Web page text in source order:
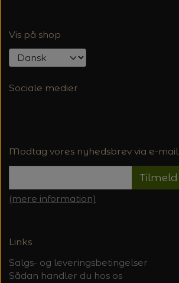
Vis på shop
Sociale medier
Modtag vores nyhedsbrev via e-mail
Tilmeld
(mere information)
Links
Salgs- og leveringsbetingelser
Sådan handler du hos os